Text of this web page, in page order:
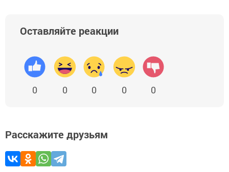
Оставляйте реакции
0 0 0 0 0
Расскажите друзьям